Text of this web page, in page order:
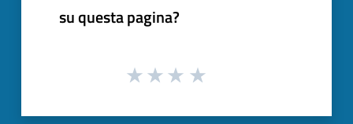
su questa pagina?